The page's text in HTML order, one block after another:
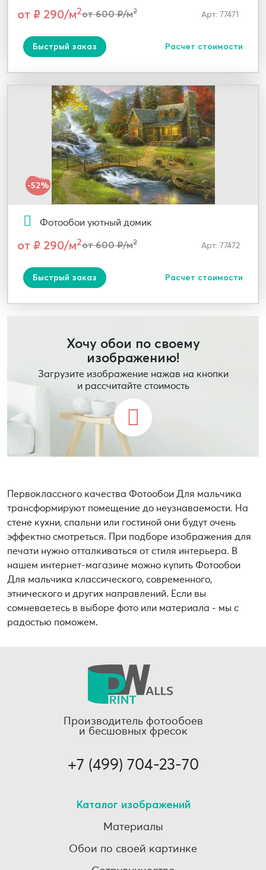
от ₽ 290/м2от 600 ₽/м2 Арт: 77471
Быстрый заказ Расчет стоимости
-52%
Фотообои уютный домик
от ₽ 290/м2от 600 ₽/м2 Арт: 77472
Быстрый заказ Расчет стоимости
Хочу обои по своему
изображению!
Загрузите изображение нажав на кнопки
и рассчитайте стоимость
Первоклассного качества Фотообои Для мальчика
трансформируют помещение до неузнаваемости. На
стене кухни, спальни или гостиной они будут очень
эффектно смотреться. При подборе изображения для
печати нужно отталкиваться от стиля интерьера. В
нашем интернет-магазине можно купить Фотообои
Для мальчика классического, современного,
этнического и других направлений. Если вы
сомневаетесь в выборе фото или материала - мы с
радостью поможем.
Производитель фотообоев
и бесшовных фресок
+7 (499) 704-23-70
Каталог изображений
Материалы
Обои по своей картинке